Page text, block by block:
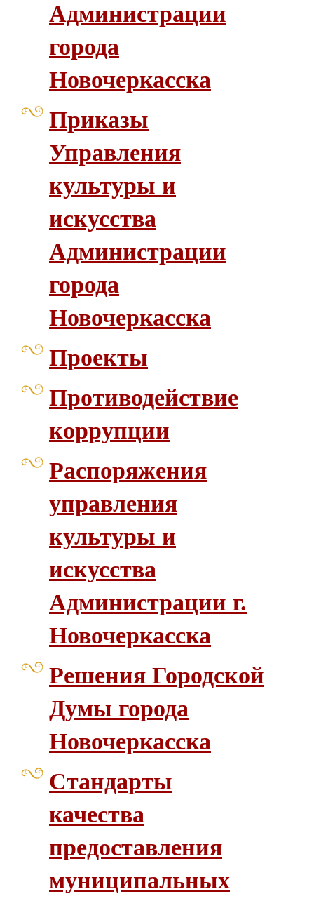
Администрации
города
Новочеркасска
Приказы
Управления
культуры и
искусства
Администрации
города
Новочеркасска
Проекты
Противодействие
коррупции
Распоряжения
управления
культуры и
искусства
Администрации г.
Новочеркасска
Решения Городской
Думы города
Новочеркасска
Стандарты
качества
предоставления
муниципальных